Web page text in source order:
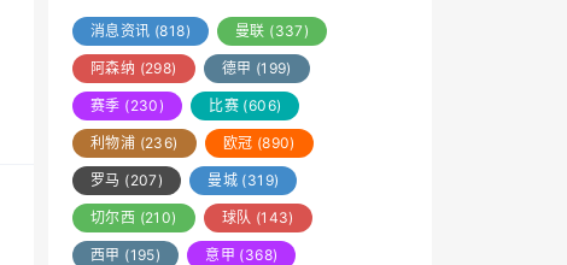
消息资讯 (818) 曼联 (337)
阿森纳 (298) 德甲 (199)
赛季 (230) 比赛 (606)
利物浦 (236) 欧冠 (890)
罗马 (207) 曼城 (319)
切尔西 (210) 球队 (143)
西甲 (195) 意甲 (368)